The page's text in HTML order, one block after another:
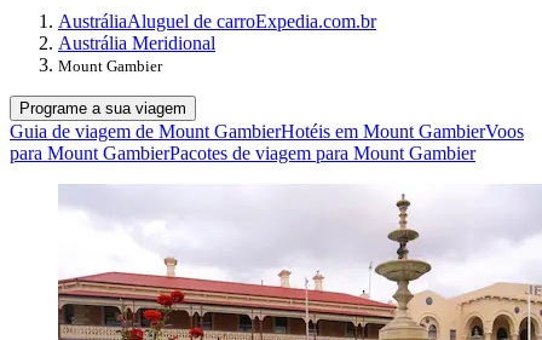
AustráliaAluguel de carroExpedia.com.br
Austrália Meridional
Mount Gambier
Programe a sua viagem
Guia de viagem de Mount GambierHotéis em Mount GambierVoos
para Mount GambierPacotes de viagem para Mount Gambier